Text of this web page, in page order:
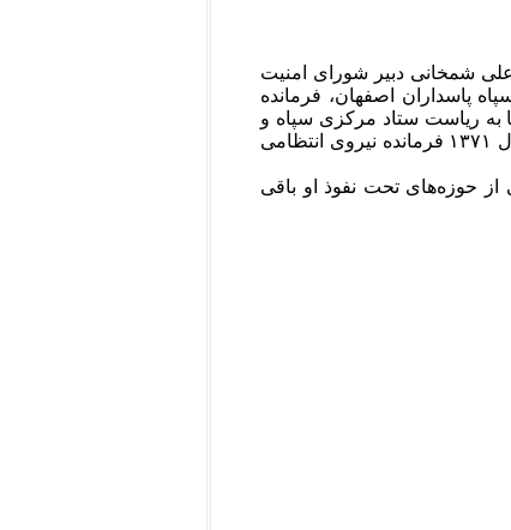
شمخانی دبیر شورای امنیت
اصفهان، فرمانده‌
بعدها به ریاست ستاد مرکزی سپاه و
همچنین فرماندهی سپاه دوم سیدالشهدا و فرماندهی حفاظت اطلاعات رسید و در سال ۱۳۷۱ فرمانده نیروی انتظامی
از حوزه‌های تحت نفوذ او باقی